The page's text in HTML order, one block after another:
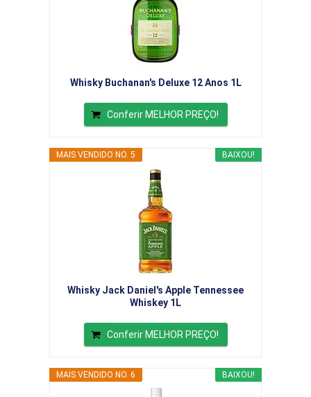
Whisky Buchanan's Deluxe 12 Anos 1L
Conferir MELHOR PREÇO!
BAIXOU!
MAIS VENDIDO NO. 5
Whisky Jack Daniel's Apple Tennessee
Whiskey 1L
Conferir MELHOR PREÇO!
BAIXOU!
MAIS VENDIDO NO. 6